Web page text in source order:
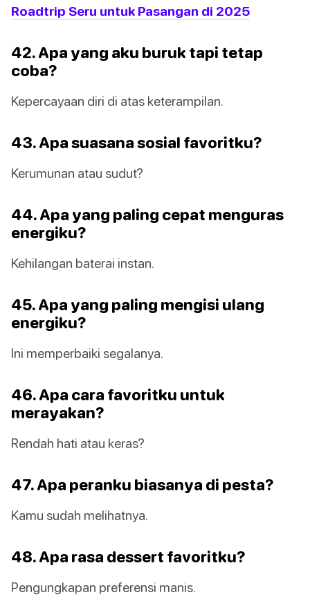
Roadtrip Seru untuk Pasangan di 2025
42. Apa yang aku buruk tapi tetap
coba?
Kepercayaan diri di atas keterampilan.
43. Apa suasana sosial favoritku?
Kerumunan atau sudut?
44. Apa yang paling cepat menguras
energiku?
Kehilangan baterai instan.
45. Apa yang paling mengisi ulang
energiku?
Ini memperbaiki segalanya.
46. Apa cara favoritku untuk
merayakan?
Rendah hati atau keras?
47. Apa peranku biasanya di pesta?
Kamu sudah melihatnya.
48. Apa rasa dessert favoritku?
Pengungkapan preferensi manis.